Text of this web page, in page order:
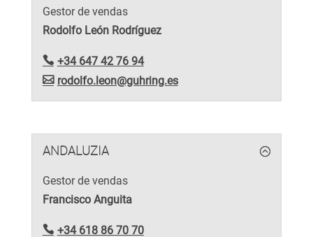
Gestor de vendas
Rodolfo León Rodríguez
+34 647 42 76 94
rodolfo.leon@guhring.es
ANDALUZIA
Gestor de vendas
Francisco Anguita
+34 618 86 70 70